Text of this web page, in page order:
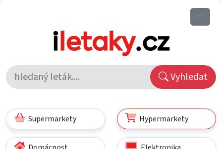
Vyhledat
Supermarkety Hypermarkety